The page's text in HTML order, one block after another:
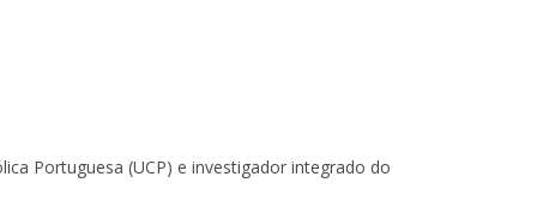
Seg, 01 Jul 2024 - 15:45
Portuguesa (UCP) e investigador integrado do